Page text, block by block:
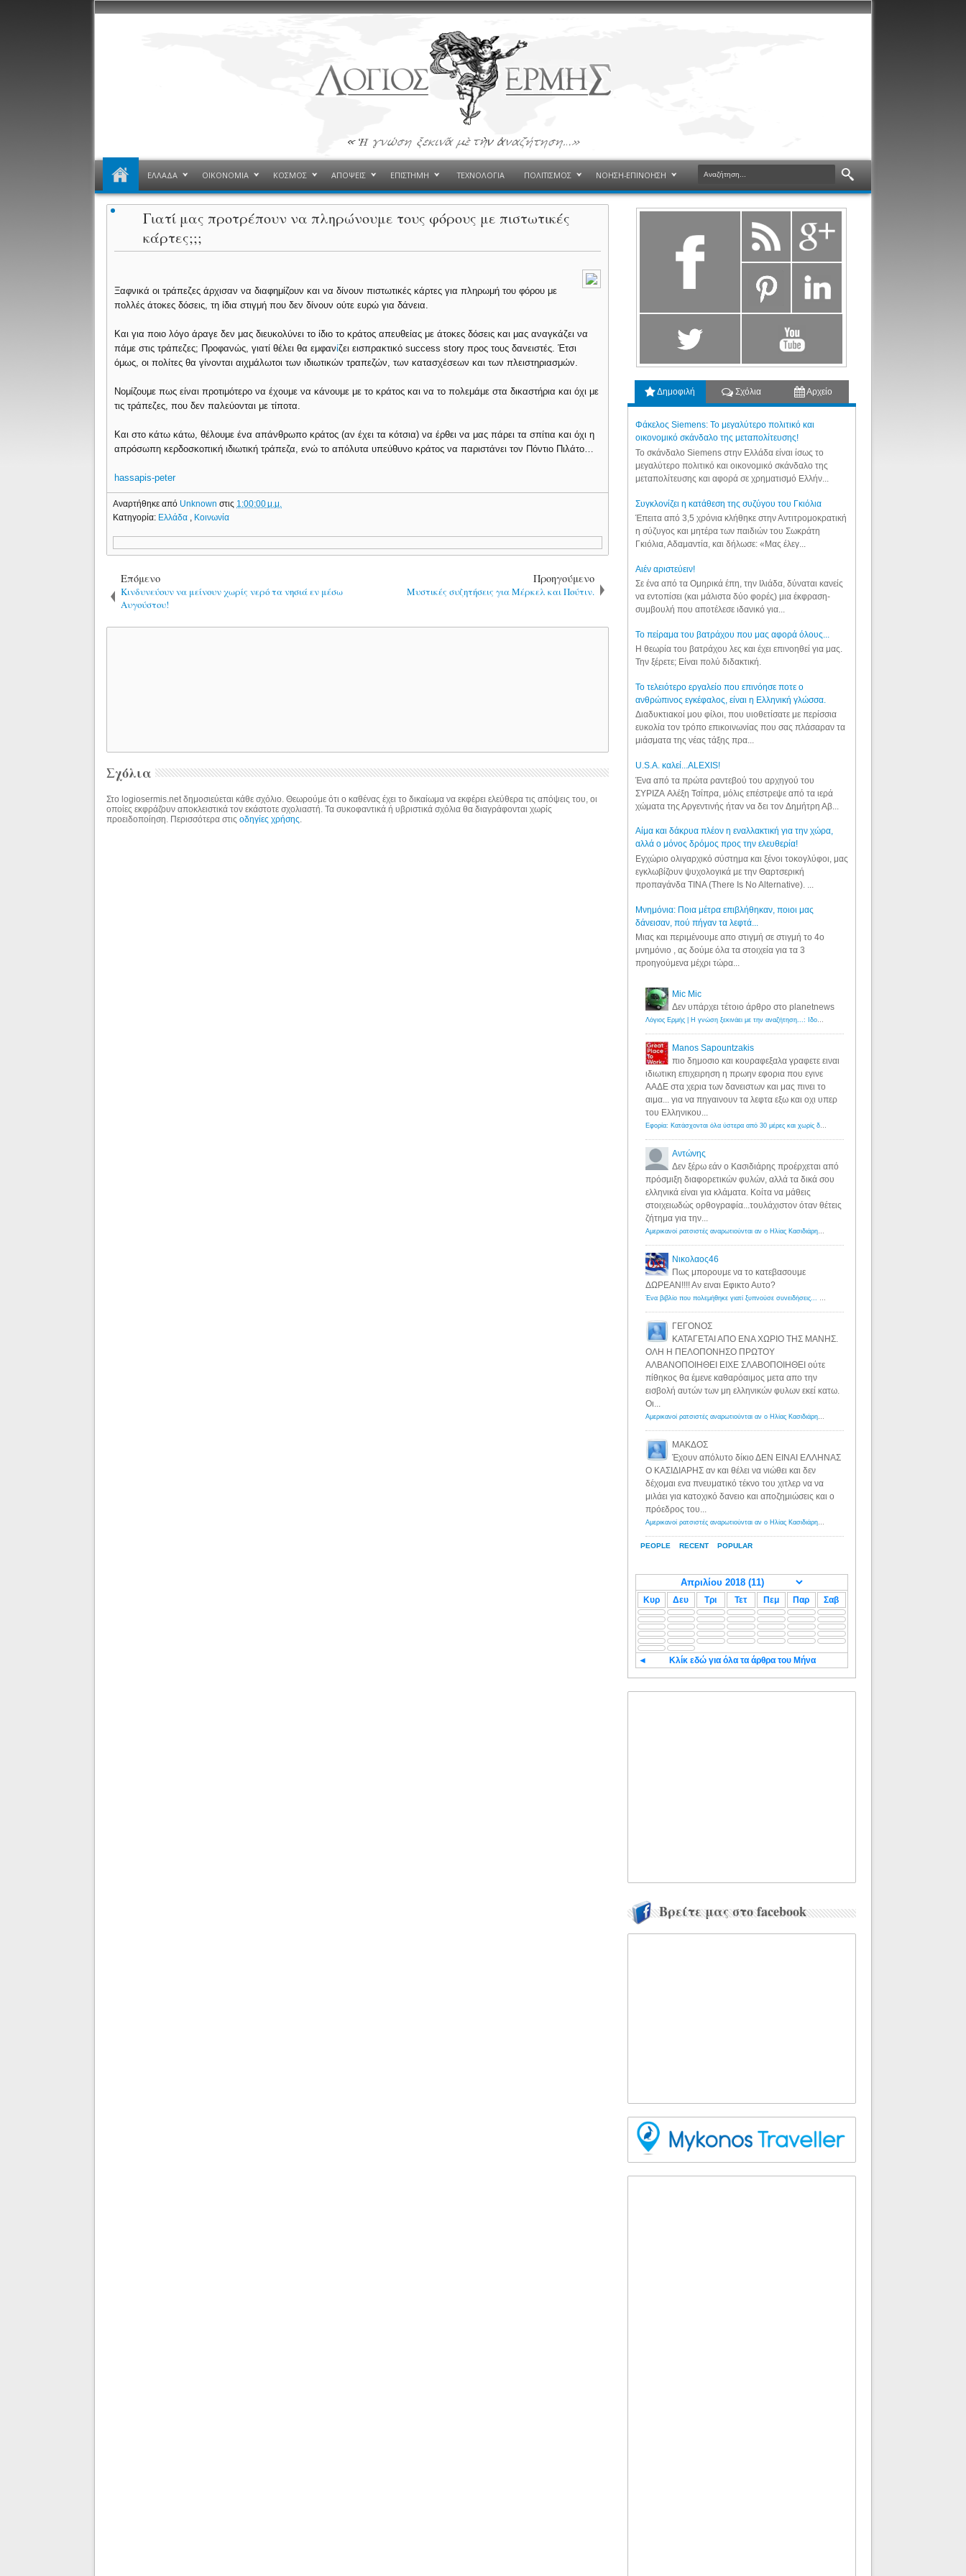
ΕΛΛΑΔΑ ΟΙΚΟΝΟΜΙΑ ΚΟΣΜΟΣ ΑΠΟΨΕΙΣ ΕΠΙΣΤΗΜΗ ΤΕΧΝΟΛΟΓΙΑ ΠΟΛΙΤΙΣΜΟΣ ΝΟΗΣΗ-ΕΠΙΝΟΗΣΗ
Γιατί μας προτρέπουν να πληρώνουμε τους φόρους με πιστωτικές
κάρτες;;;
Ξαφνικά οι τράπεζες άρχισαν να διαφημίζουν και να δίνουν πιστωτικές κάρτες για πληρωμή του φόρου με
πολλές άτοκες δόσεις, τη ίδια στιγμή που δεν δίνουν ούτε ευρώ για δάνεια.
Και για ποιο λόγο άραγε δεν μας διευκολύνει το ίδιο το κράτος απευθείας με άτοκες δόσεις και μας αναγκάζει να
πάμε στις τράπεζες; Προφανώς, γιατί θέλει θα εμφανίζει εισπρακτικό success story προς τους δανειστές. Έτσι
όμως, οι πολίτες θα γίνονται αιχμάλωτοι των ιδιωτικών τραπεζών, των κατασχέσεων και των πλειστηριασμών.
Νομίζουμε πως είναι προτιμότερο να έχουμε να κάνουμε με το κράτος και να το πολεμάμε στα δικαστήρια και όχι με
τις τράπεζες, που δεν παλεύονται με τίποτα.
Και στο κάτω κάτω, θέλουμε ένα απάνθρωπο κράτος (αν έχει τα κότσια) να έρθει να μας πάρει τα σπίτια και όχι η
απρόσωπη κερδοσκοπική ιδιωτική τράπεζα, ενώ το απόλυτα υπεύθυνο κράτος να παριστάνει τον Πόντιο Πιλάτο…
hassapis-peter
Αναρτήθηκε από Unknownστις 1:00:00 μ.μ.
Κατηγορία: Ελλάδα Κοινωνία
Επόμενο
Κινδυνεύουν να μείνουν χωρίς νερό τα νησιά εν μέσω
Αυγούστου!
Προηγούμενο
Mυστικές συζητήσεις για Μέρκελ και Πούτιν.
Σχόλια
Στο logiosermis.net δημοσιεύεται κάθε σχόλιο. Θεωρούμε ότι ο καθένας έχει το δικαίωμα να εκφέρει ελεύθερα τις απόψεις του, οι
οποίες εκφράζουν αποκλειστικά τον εκάστοτε σχολιαστή. Τα συκοφαντικά ή υβριστικά σχόλια θα διαγράφονται χωρίς
προειδοποίηση. Περισσότερα στιςοδηγίες χρήσης
Δημοφιλή Σχόλια Αρχείο
Φάκελος Siemens: Το μεγαλύτερο πολιτικό και
οικονομικό σκάνδαλο της μεταπολίτευσης!
Το σκάνδαλο Siemens στην Ελλάδα είναι ίσως το
μεγαλύτερο πολιτικό και οικονομικό σκάνδαλο της
μεταπολίτευσης και αφορά σε χρηματισμό Ελλήν...
Συγκλονίζει η κατάθεση της συζύγου του Γκιόλια
Έπειτα από 3,5 χρόνια κλήθηκε στην Αντιτρομοκρατική
η σύζυγος και μητέρα των παιδιών του Σωκράτη
Γκιόλια, Αδαμαντία, και δήλωσε: «Μας έλεγ...
Aιέν αριστεύειν!
Σε ένα από τα Ομηρικά έπη, την Ιλιάδα, δύναται κανείς
να εντοπίσει (και μάλιστα δύο φορές) μια έκφραση-
συμβουλή που αποτέλεσε ιδανικό για...
Το πείραμα του βατράχου που μας αφορά όλους...
Η θεωρία του βατράχου λες και έχει επινοηθεί για μας.
Την ξέρετε; Είναι πολύ διδακτική.
Το τελειότερο εργαλείο που επινόησε ποτε ο
ανθρώπινος εγκέφαλος, είναι η Ελληνική γλώσσα.
Διαδυκτιακοί μου φίλοι, που υιοθετίσατε με περίσσια
ευκολία τον τρόπο επικοινωνίας που σας πλάσαραν τα
μιάσματα της νέας τάξης πρα...
U.S.A. καλεί...ALEXIS!
Ένα από τα πρώτα ραντεβού του αρχηγού του
ΣΥΡΙΖΑ Αλέξη Τσίπρα, μόλις επέστρεψε από τα ιερά
χώματα της Αργεντινής ήταν να δει τον Δημήτρη Αβ...
Αίμα και δάκρυα πλέον η εναλλακτική για την χώρα,
αλλά ο μόνος δρόμος προς την ελευθερία!
Εγχώριο ολιγαρχικό σύστημα και ξένοι τοκογλύφοι, μας
εγκλωβίζουν ψυχολογικά με την Θαρτσερική
προπαγάνδα TINA (There Is No Alternative). ...
Μνημόνια: Ποια μέτρα επιβλήθηκαν, ποιοι μας
δάνεισαν, πού πήγαν τα λεφτά...
Μιας και περιμένουμε απο στιγμή σε στιγμή το 4ο
μνημόνιο , ας δούμε όλα τα στοιχεία για τα 3
προηγούμενα μέχρι τώρα...
PEOPLE RECENT POPULAR
Mic Mic
Δεν υπάρχει τέτοιο άρθρο στο planetnews
Λόγιος Ερμής | Η γνώση ξεκινάει με την αναζήτηση...: Ιδού οι 18 που χρωστούν 11 δις ευρώ!
Manos Sapountzakis
πιο δημοσιο και κουραφεξαλα γραφετε ειναι
ιδιωτικη επιχειρηση η πρωην εφορια που εγινε
ΑΑΔΕ στα χερια των δανειστων και μας πινει το
αιμα... για να πηγαινουν τα λεφτα εξω και οχι υπερ
του Ελληνικου...
Εφορία: Κατάσχονται όλα ύστερα από 30 μέρες και χωρίς δικαστικές αποφάσεις - Λόγιος Ερμής
Αντώνης
Δεν ξέρω εάν ο Κασιδιάρης προέρχεται από
πρόσμιξη διαφορετικών φυλών, αλλά τα δικά σου
ελληνικά είναι για κλάματα. Κοίτα να μάθεις
στοιχειωδώς ορθογραφία...τουλάχιστον όταν θέτεις
ζήτημα για την...
Αμερικανοί ρατσιστές αναρωτιούνται αν ο Ηλίας Κασιδιάρης ανήκει στη λευκή φυλή... - Λόγιος Ερμής
Νικολαος46
Πως μπορουμε να το κατεβασουμε
ΔΩΡΕΑΝ!!!! Αν ειναι Εφικτο Αυτο?
Ένα βιβλίο που πολεμήθηκε γιατί ξυπνούσε συνειδήσεις... - Λόγιος Ερμής | Η γνώση ξεκινάει με την αναζήτηση...
ΓΕΓΟΝΟΣ
ΚΑΤΑΓΕΤΑΙ ΑΠΟ ΕΝΑ ΧΩΡΙΟ ΤΗΣ ΜΑΝΗΣ.
ΟΛΗ Η ΠΕΛΟΠΟΝΗΣΟ ΠΡΩΤΟΥ
ΑΛΒΑΝΟΠΟΙΗΘΕΙ ΕΙΧΕ ΣΛΑΒΟΠΟΙΗΘΕΙ ούτε
πίθηκος θα έμενε καθαρόαιμος μετα απο την
εισβολή αυτών των μη ελληνικών φυλων εκεί κατω.
Οι...
Αμερικανοί ρατσιστές αναρωτιούνται αν ο Ηλίας Κασιδιάρης ανήκει στη λευκή φυλή... - Λόγιος Ερμής
ΜΑΚΔΟΣ
Έχουν απόλυτο δίκιο ΔΕΝ ΕΙΝΑΙ ΕΛΛΗΝΑΣ
Ο ΚΑΣΙΔΙΑΡΗΣ αν και θέλει να νιώθει και δεν
δέχομαι ενα πνευματικό τέκνο του χιτλερ να να
μιλάει για κατοχικό δανειο και αποζημιώσεις και ο
πρόεδρος του...
Αμερικανοί ρατσιστές αναρωτιούνται αν ο Ηλίας Κασιδιάρης ανήκει στη λευκή φυλή... - Λόγιος Ερμής
Κυρ Δευ Τρι Τετ Πεμ Παρ Σαβ
◄ Κλίκ εδώ για όλα τα άρθρα του Μήνα
Βρείτε μας στο facebook